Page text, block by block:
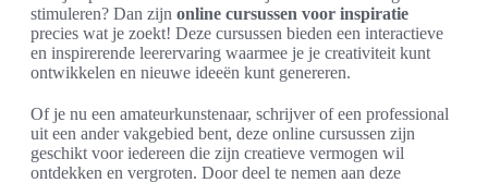
stimuleren? Dan zijn online cursussen voor inspiratie
precies wat je zoekt! Deze cursussen bieden een interactieve
en inspirerende leerervaring waarmee je je creativiteit kunt
ontwikkelen en nieuwe ideeën kunt genereren.
Of je nu een amateurkunstenaar, schrijver of een professional
uit een ander vakgebied bent, deze online cursussen zijn
geschikt voor iedereen die zijn creatieve vermogen wil
ontdekken en vergroten. Door deel te nemen aan deze